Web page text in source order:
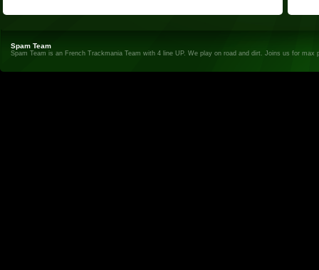
Spam Team
Spam Team is an French Trackmania Team with 4 line UP. We play on road and dirt. Joins us for max